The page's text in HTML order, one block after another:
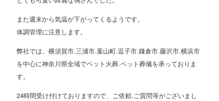
また週末から気温が下がってくるようです。
体調管理に注意します。
弊社では、横須賀市.三浦市.葉山町.逗子市.鎌倉市.藤沢市.横浜市
を中心に神奈川県全域でペット火葬.ペット葬儀を承っておりま
す。
24時間受け付けておりますので、ご依頼.ご質問等がございまし